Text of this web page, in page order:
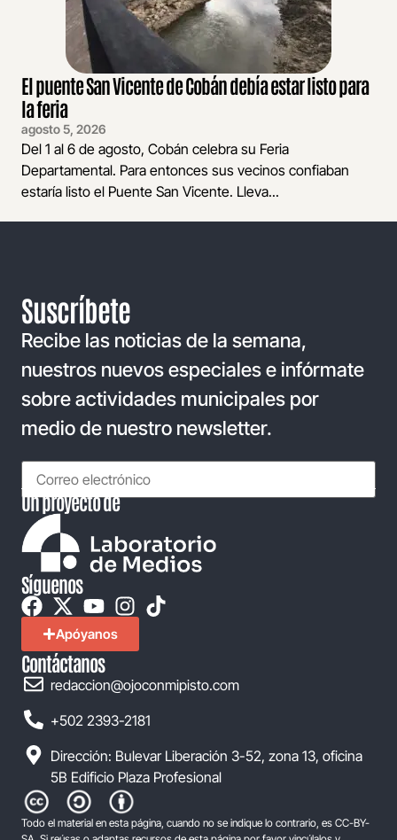
El puente San Vicente de Cobán debía estar listo para
la feria
agosto 5, 2026
Del 1 al 6 de agosto, Cobán celebra su Feria
Departamental. Para entonces sus vecinos confiaban
estaría listo el Puente San Vicente. Lleva...
Suscríbete
Recibe las noticias de la semana,
nuestros nuevos especiales e infórmate
sobre actividades municipales por
medio de nuestro newsletter.
Un proyecto de
Síguenos
Apóyanos
Contáctanos
redaccion@ojoconmipisto.com
+502 2393-2181
Dirección: Bulevar Liberación 3-52, zona 13, oficina
5B Edificio Plaza Profesional
Todo el material en esta página, cuando no se indique lo contrario, es CC-BY-